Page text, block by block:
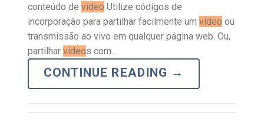
conteúdo de vídeo Utilize códigos de
incorporação para partilhar facilmente um vídeo ou
transmissão ao vivo em qualquer página web. Ou,
partilhar vídeos com…
CONTINUE READING →